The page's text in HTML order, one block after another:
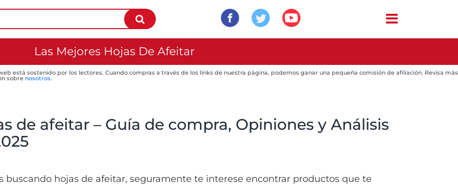
Las Mejores Hojas De Afeitar
está sostenido por los lectores. Cuando compras a través de los links de nuestra página, podemos ganar una pequeña comisión de afiliación. Revisa más
sobre nosotros.
de afeitar – Guía de compra, Opiniones y Análisis
buscando hojas de afeitar, seguramente te interese encontrar productos que te